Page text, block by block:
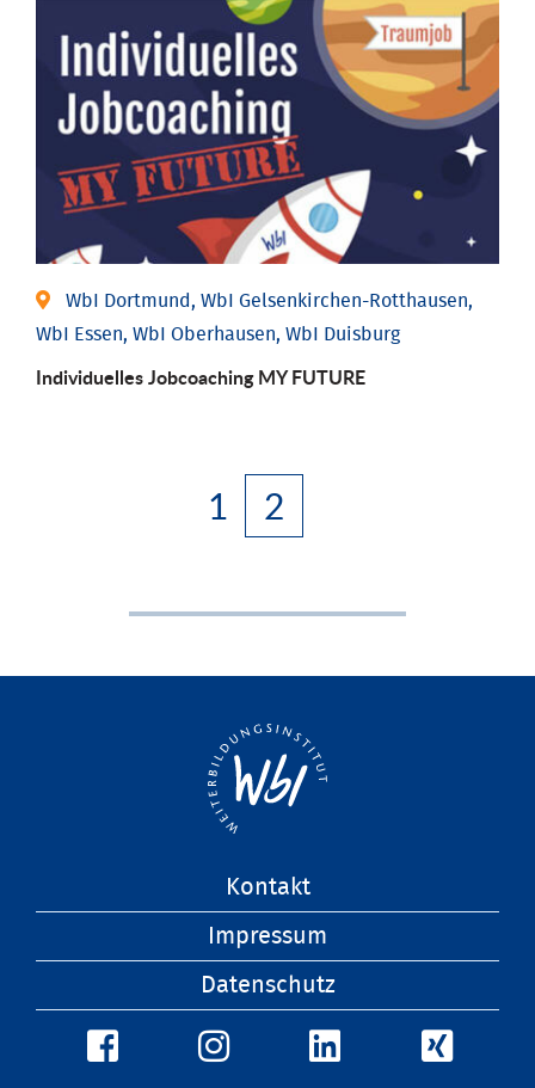
WbI Dortmund, WbI Gelsenkirchen-Rotthausen,
WbI Essen, WbI Oberhausen, WbI Duisburg
Individuelles Jobcoaching MY FUTURE
1 2
Kontakt
Impressum
Datenschutz